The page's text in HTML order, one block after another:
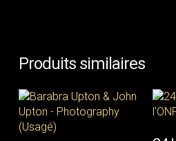
Produits similaires